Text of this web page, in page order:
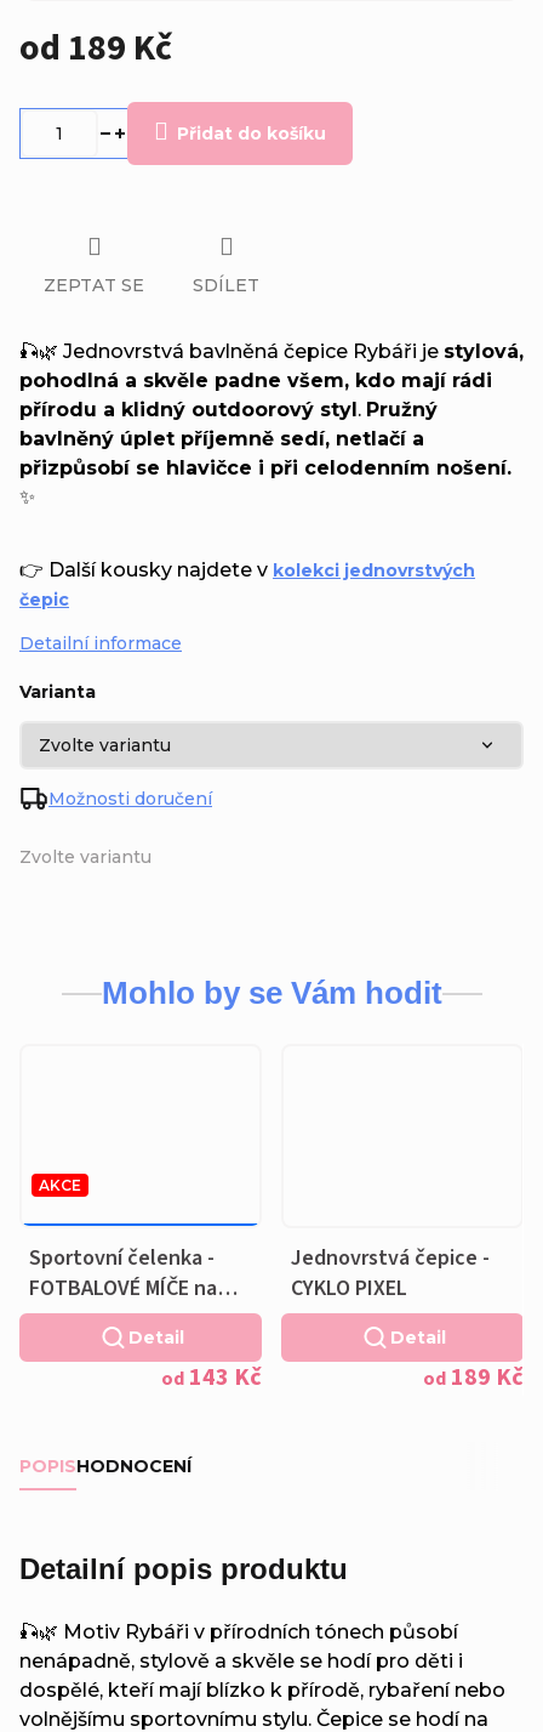
od 189 Kč
Zvolte variantu
Varianta
Možnosti doručení
Přidat do košíku
🎣🌿 Jednovrstvá bavlněná čepice Rybáři je stylová,
pohodlná a skvěle padne všem, kdo mají rádi
přírodu a klidný outdoorový styl . Pružný
bavlněný úplet příjemně sedí, netlačí a
přizpůsobí se hlavičce i při celodenním nošení.
✨
👉 Další kousky najdete v kolekci jednovrstvých
čepic
Detailní informace
ZEPTAT SE SDÍLET
Mohlo by se Vám hodit
AKCE
Sportovní čelenka -
FOTBALOVÉ MÍČE na
modré - bavlněná
podšívka
od 143 Kč
Detail
Jednovrstvá čepice -
CYKLO PIXEL
od 189 Kč
Detail
POPISHODNOCENÍ
Detailní popis produktu
🎣🌿 Motiv Rybáři v přírodních tónech působí
nenápadně, stylově a skvěle se hodí pro děti i
dospělé, kteří mají blízko k přírodě, rybaření nebo
volnějšímu sportovnímu stylu. Čepice se hodí na